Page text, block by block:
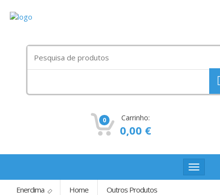
por:
0 Carrinho:
0,00 €
Toggle
Enerclima
Home Outros Produtos